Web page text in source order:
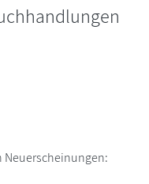
Neuerscheinungen: